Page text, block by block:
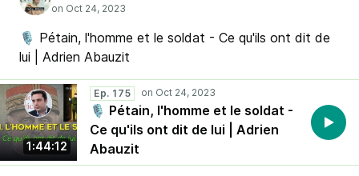
🎙 Pétain, l'homme et le soldat - Ce qu'ils ont dit de
lui | Adrien Abauzit
1:44:12
Ep. 175
🎙 Pétain, l'homme et le soldat -
Ce qu'ils ont dit de lui | Adrien
Abauzit